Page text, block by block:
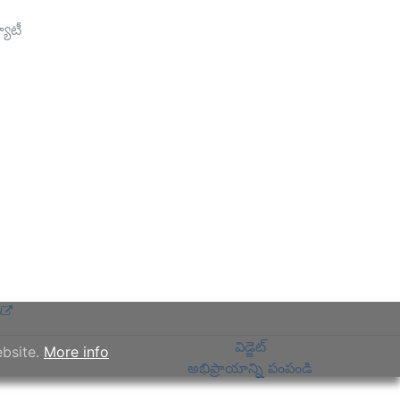
విడ్జెట్
అభిప్రాయాన్ని పంపండి
More info